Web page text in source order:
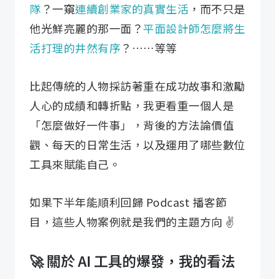
隊 ？一窺連續創業家的真實生活 ，而不只是
他光鮮亮麗的那一面？平面設計師怎麼將生
活打理的井然有序？……等等
比起傳統的人物採訪著重在成功故事和激勵
人心的成績和轉折點，我更看重一個人是
「怎麼做好一件事」，背後的方法論價值
觀、每天的日常生活，以及運用了哪些數位
工具來賦能自己。
如果下半年能順利回歸 Podcast 播客節
目，這些人物案例就是我們的主題方向 ✌️
🚀 關於 AI 工具的爆發，我的看法